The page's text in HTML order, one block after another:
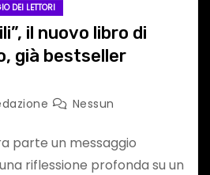
DEI LETTORI
il nuovo libro di
già bestseller
Nessun
parte un messaggio
riflessione profonda su un